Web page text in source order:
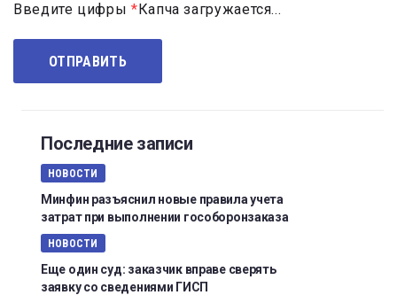
Введите цифры *Капча загружается...
Последние записи
НОВОСТИ
Минфин разъяснил новые правила учета
затрат при выполнении гособоронзаказа
НОВОСТИ
Еще один суд: заказчик вправе сверять
заявку со сведениями ГИСП